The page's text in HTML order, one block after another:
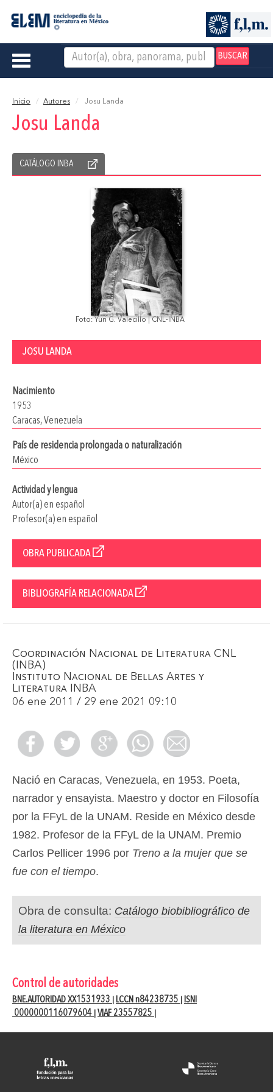
BUSCAR
Toggle
Inicio Autores Josu Landa
Josu Landa
CATÁLOGO INBA
Foto: Yuri G. Valecillo | CNL-INBA
JOSU LANDA
Nacimiento
1953
Caracas, Venezuela
País de residencia prolongada o naturalización
México
Actividad y lengua
Autor(a) en español
Profesor(a) en español
OBRA PUBLICADA
BIBLIOGRAFÍA RELACIONADA
Coordinación Nacional de Literatura CNL
(INBA)
Instituto Nacional de Bellas Artes y
Literatura INBA
06 ene 2011 / 29 ene 2021 09:10
Nació en Caracas, Venezuela, en 1953. Poeta,
narrador y ensayista. Maestro y doctor en Filosofía
por la FFyL de la UNAM. Reside en México desde
1982. Profesor de la FFyL de la UNAM. Premio
Carlos Pellicer 1996 por Treno a la mujer que se
fue con el tiempo.
Obra de consulta: Catálogo biobibliográfico de
la literatura en México
Control de autoridades
BNE.AUTORIDAD XX1531933 LCCN n84238735
ISNI
0000000116079604 VIAF 23557825